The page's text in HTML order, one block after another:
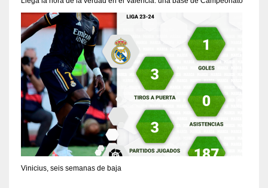
Vinicius, seis semanas de baja